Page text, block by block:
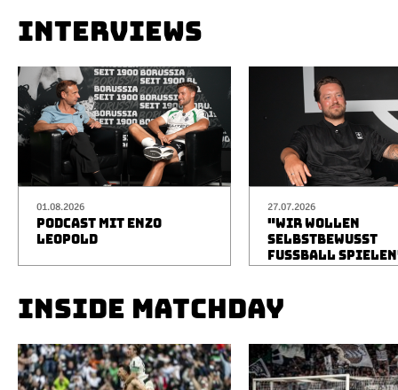
INTERVIEWS
01.08.2026
PODCAST MIT ENZO
LEOPOLD
27.07.2026
"WIR WOLLEN
SELBSTBEWUSST
FUSSBALL
INSIDE MATCHDAY